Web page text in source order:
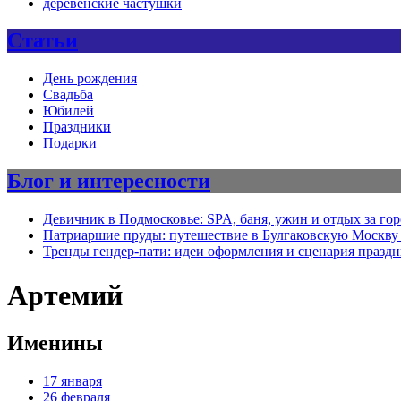
Статьи
День рождения
Свадьба
Юбилей
Праздники
Подарки
Блог и интересности
Девичник в Подмосковье: SPA, баня, ужин и отдых за
Патриаршие пруды: путешествие в Булгаковскую Москву
Тренды гендер-пати: идеи оформления и сценария
Артемий
Именины
17 января
26 февраля